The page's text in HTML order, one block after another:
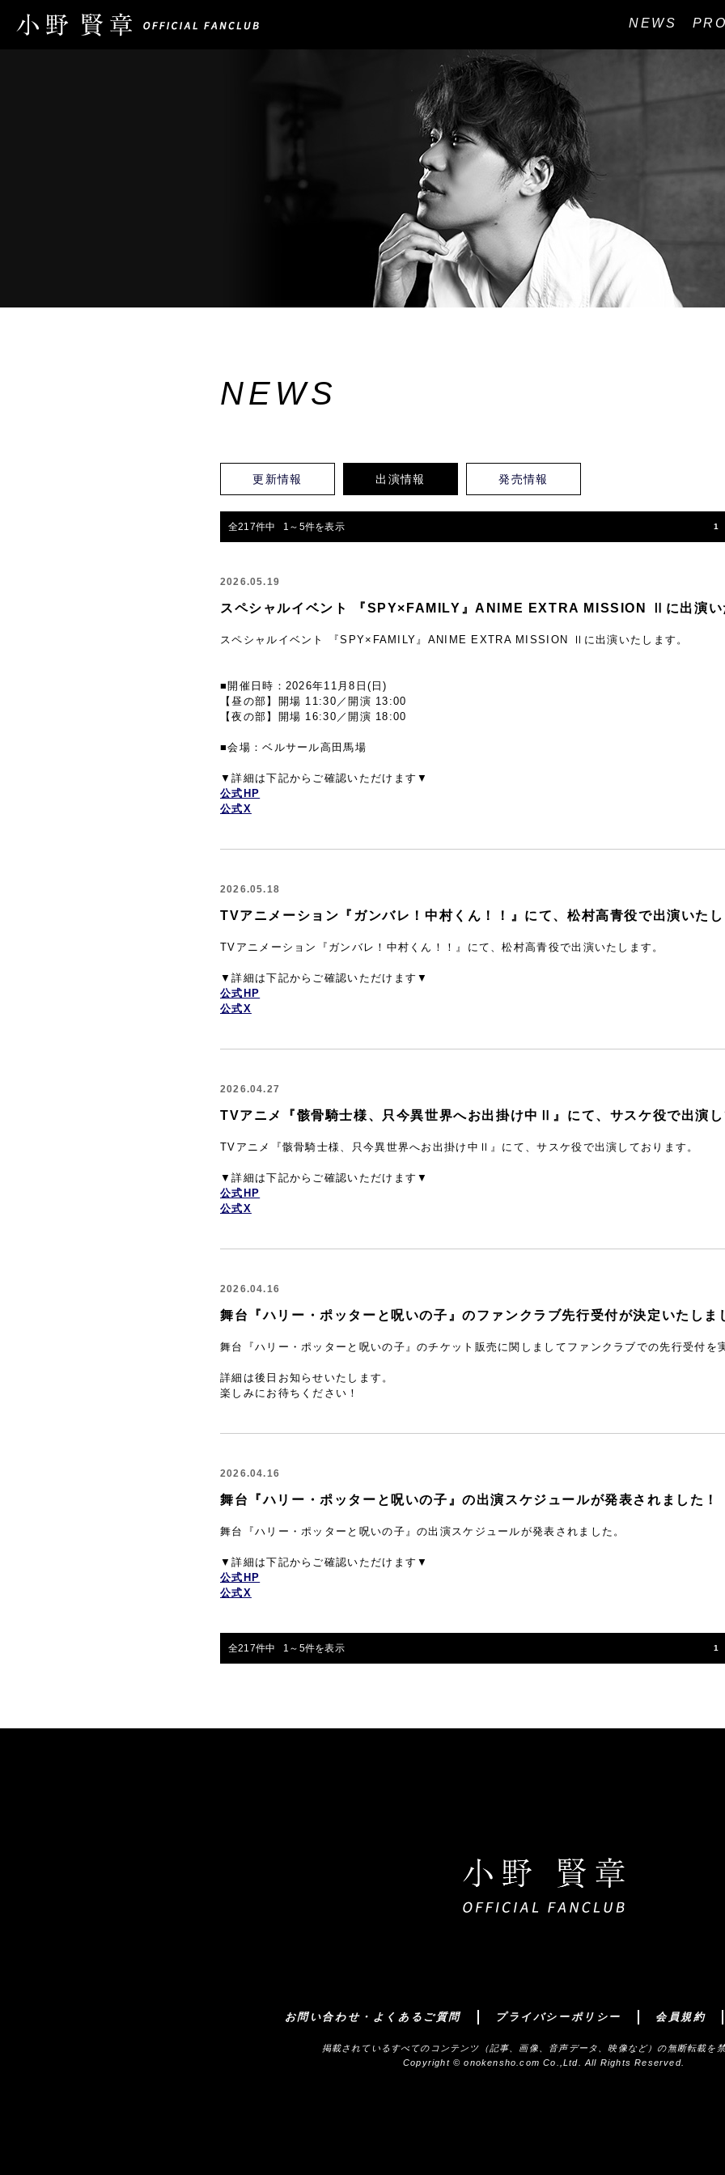
NEWS
NEWS
更新情報 出演情報 発売情報
全217件中 1～5件を表示 1
2026.05.19
スペシャルイベント 『SPY×FAMILY』ANIME EXTRA MISSION Ⅱに出演い
スペシャルイベント 『SPY×FAMILY』ANIME EXTRA MISSION Ⅱに出演いたします。
■開催日時：2026年11月8日(日)
【昼の部】開場 11:30／開演 13:00
【夜の部】開場 16:30／開演 18:00
■会場：ベルサール高田馬場
▼詳細は下記からご確認いただけます▼
公式HP
公式X
2026.05.18
TVアニメーション『ガンバレ！中村くん！！』にて、松村高青役で出演いた
TVアニメーション『ガンバレ！中村くん！！』にて、松村高青役で出演いたします。
▼詳細は下記からご確認いただけます▼
公式HP
公式X
2026.04.27
TVアニメ『骸骨騎士様、只今異世界へお出掛け中Ⅱ』にて、サスケ役で出演
TVアニメ『骸骨騎士様、只今異世界へお出掛け中Ⅱ』にて、サスケ役で出演しております。
▼詳細は下記からご確認いただけます▼
公式HP
公式X
2026.04.16
舞台『ハリー・ポッターと呪いの子』のファンクラブ先行受付が決定いたしま
舞台『ハリー・ポッターと呪いの子』のチケット販売に関しましてファンクラブでの先行受付を
詳細は後日お知らせいたします。
楽しみにお待ちください！
2026.04.16
舞台『ハリー・ポッターと呪いの子』の出演スケジュールが発表されました！
舞台『ハリー・ポッターと呪いの子』の出演スケジュールが発表されました。
▼詳細は下記からご確認いただけます▼
公式HP
公式X
全217件中 1～5件を表示 1
お問い合わせ・よくあるご質問 プライバシーポリシー 会員規約
掲載されているすべてのコンテンツ（記事、画像、音声データ、映像など）の無断転載を
Copyright © onokensho.com Co.,Ltd. All Rights Reserved.